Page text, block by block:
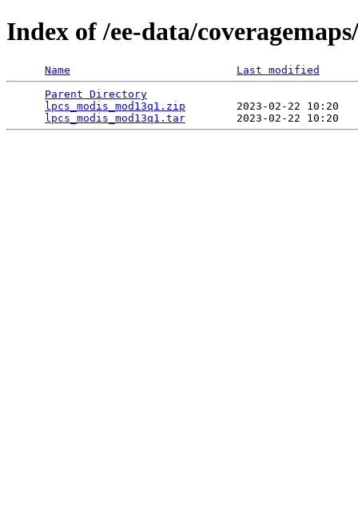
Index of /ee-data/
Name
Last modified
Parent Directory
lpcs_modis_mod13q1.zip
2023-02-22 10:20
lpcs_modis_mod13q1.tar